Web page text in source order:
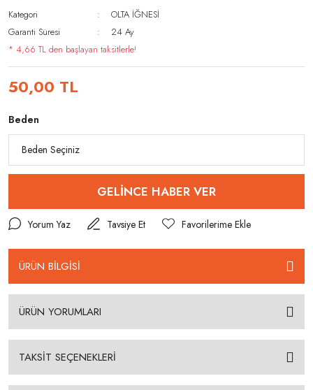
Kategori
OLTA İĞNESİ
Garanti Süresi
24 Ay
* 4,66 TL den başlayan taksitlerle!
50,00 TL
Beden
GELİNCE HABER VER
Yorum Yaz Tavsiye Et
ÜRÜN BİLGİSİ
ÜRÜN YORUMLARI
TAKSİT SEÇENEKLERİ